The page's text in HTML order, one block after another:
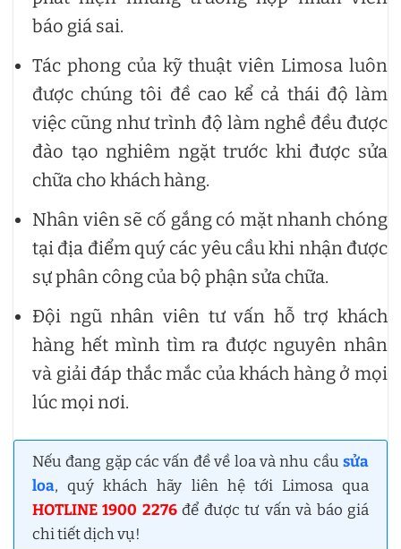
báo giá sai.
Tác phong của kỹ thuật viên Limosa luôn
được chúng tôi đề cao kể cả thái độ làm
việc cũng như trình độ làm nghề đều được
đào tạo nghiêm ngặt trước khi được sửa
chữa cho khách hàng.
Nhân viên sẽ cố gắng có mặt nhanh chóng
tại địa điểm quý các yêu cầu khi nhận được
sự phân công của bộ phận sửa chữa.
Đội ngũ nhân viên tư vấn hỗ trợ khách
hàng hết mình tìm ra được nguyên nhân
và giải đáp thắc mắc của khách hàng ở mọi
lúc mọi nơi.
Nếu đang gặp các vấn đề về loa và nhu cầu sửa
loa, quý khách hãy liên hệ tới Limosa qua
HOTLINE 1900 2276để được tư vấn và báo giá
chi tiết dịch vụ!